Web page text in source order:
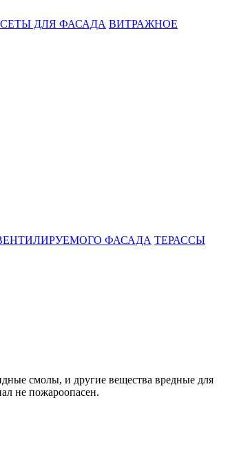
ДЛЯ ФАСАДА ВИТРАЖНОЕ
ФАСАДА ТЕРАССЫ
смолы, и другие вещества вредные для
не пожароопасен.